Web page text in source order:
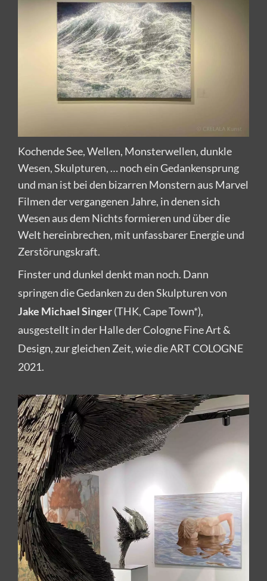
Kochende See, Wellen, Monsterwellen, dunkle
Wesen, Skulpturen, … noch ein Gedankensprung
und man ist bei den bizarren Monstern aus Marvel
Filmen der vergangenen Jahre, in denen sich
Wesen aus dem Nichts formieren und über die
Welt hereinbrechen, mit unfassbarer Energie und
Zerstörungskraft.
Finster und dunkel denkt man noch. Dann
springen die Gedanken zu den Skulpturen von
Jake Michael Singer(THK, Cape Town*),
ausgestellt in der Halle der Cologne Fine Art &
Design, zur gleichen Zeit, wie die ART COLOGNE
2021.